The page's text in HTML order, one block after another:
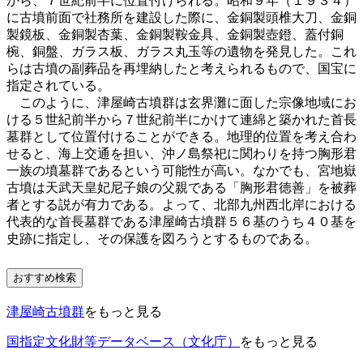
に古墳前面で社務所を建設した際に、金銅製頭椎大刀、金銅
製鏡板、金銅製杏葉、金銅製鞍金具、金銅製壺鐙、蓋付銅
椀、銅盤、ガラス板、ガラス丸玉等の遺物を発見した。これ
らは古墳の副葬品を再埋納したと考えられるもので、国宝に
指定されている。
このように、津屋崎古墳群は玄界灘に面した宗像地域にお
ける５世紀前半から７世紀前半にかけて連綿と築かれた首長
墓群として位置付けることができる。地理的位置を考え合わ
せると、海上交通を担い、沖ノ島祭祀に関わりを持つ胸形君
一族の墳墓群であるという可能性が高い。なかでも、宮地嶽
古墳は天武天皇妃尼子娘の父親である「胸形君徳善」を被葬
者とする説が有力である。よって、北部九州西北岸における
代表的な首長墓群である津屋崎古墳群５６基のうち４０基を
史跡に指定し、その保護を図ろうとするものである。
おすすめ検索
津屋崎古墳群をもっと見る
国指定文化財等データベース（文化庁） をもっと見る